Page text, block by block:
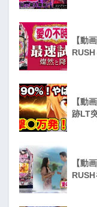
【動
【動
跡LT
【動